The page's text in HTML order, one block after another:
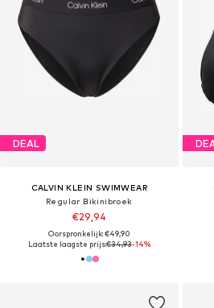
DEAL
CALVIN KLEIN SWIMWEAR
Regular Bikinibroek
€29,94
Oorspronkelijk: €49,90
Laatste laagste prijs:€34,93-14%